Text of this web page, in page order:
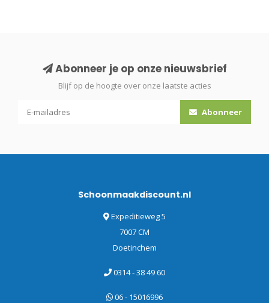
Abonneer je op onze nieuwsbrief
Blijf op de hoogte over onze laatste acties
Abonneer
Schoonmaakdiscount.nl
Expeditieweg 5
7007 CM
Doetinchem
0314 - 38 49 60
06 - 15016996